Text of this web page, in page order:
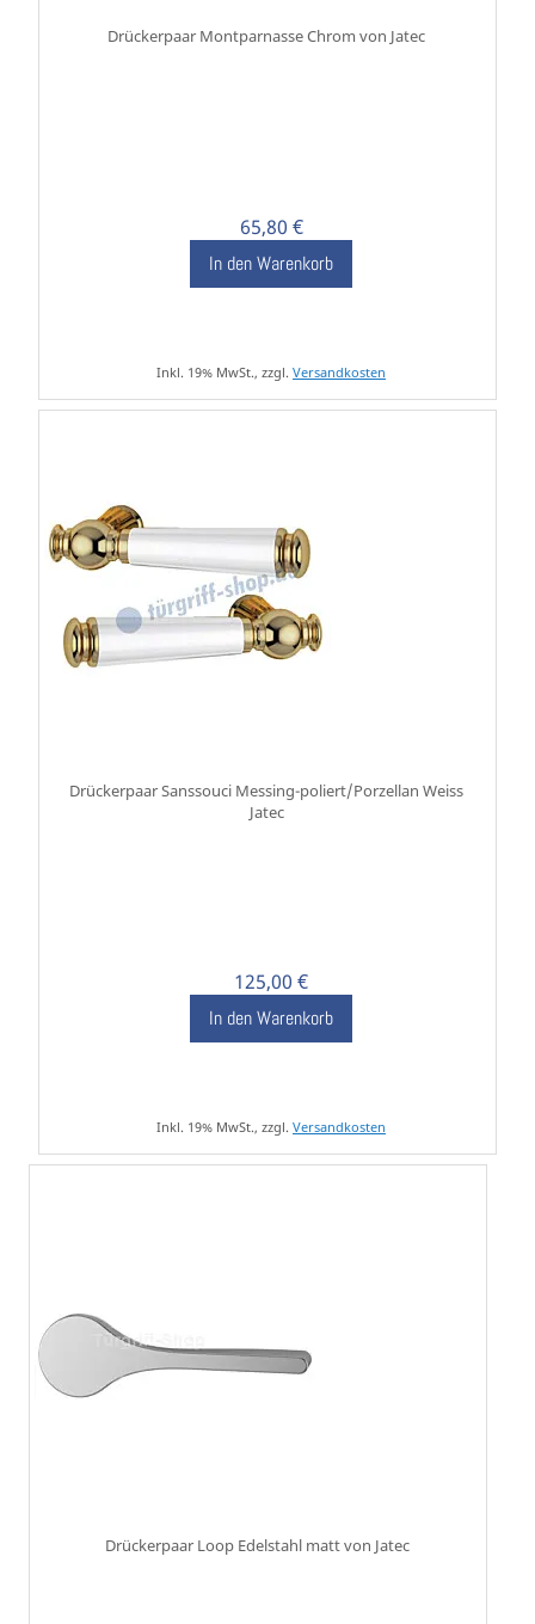
Drückerpaar Montparnasse Chrom von Jatec
65,80 €
In den Warenkorb
Inkl. 19% MwSt., zzgl. Versandkosten
Drückerpaar Sanssouci Messing-poliert/Porzellan Weiss
Jatec
125,00 €
In den Warenkorb
Inkl. 19% MwSt., zzgl. Versandkosten
Drückerpaar Loop Edelstahl matt von Jatec